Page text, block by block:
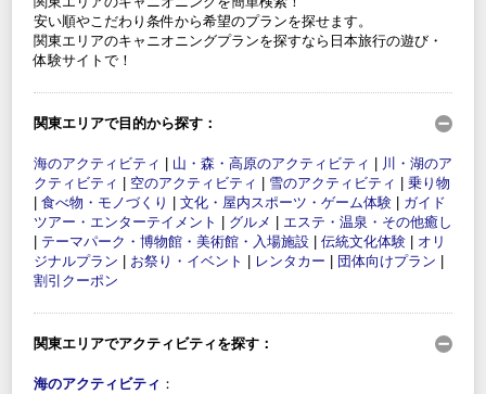
安い順やこだわり条件から希望のプランを探せます。
関東エリアのキャニオニングプランを探すなら日本旅行の遊び・
体験サイトで！
関東エリアで目的から探す：
海のアクティビティ 山・森・高原のアクティビティ
川・湖のア
クティビティ
空のアクティビティ 雪のアクティビティ
乗り物
食べ物・モノづくり 文化・屋内スポーツ・ゲーム体験
ガイド
ツアー・エンターテイメント
グルメ
エステ・温泉・その他癒し
テーマパーク・博物館・美術館・入場施設 伝統文化体験
オリ
ジナルプラン
お祭り・イベント レンタカー 団体向けプラン
割引クーポン
関東エリアでアクティビティを探す：
海のアクティビティ ：